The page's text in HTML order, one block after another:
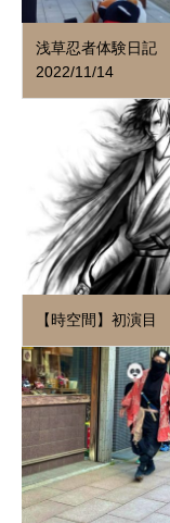
浅草忍者体験日記
2022/11/14
【時空間】初演目